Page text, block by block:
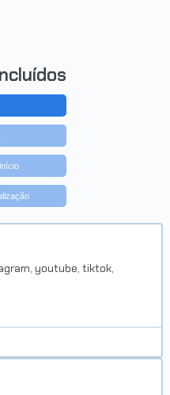
com MySQL
10/2025youtube, tiktok,